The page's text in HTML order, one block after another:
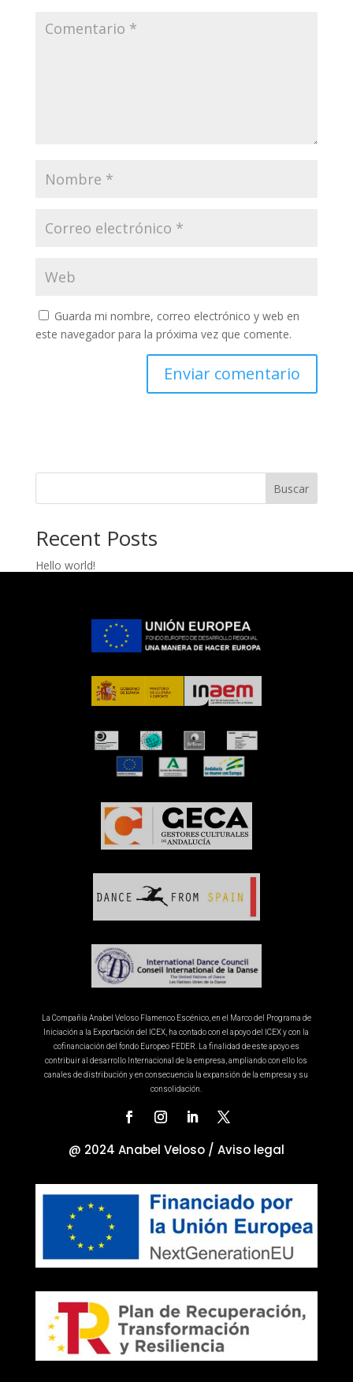
Guarda mi nombre, correo electrónico y web en
este navegador para la próxima vez que comente.
Buscar
Recent Posts
Hello world!
A WordPress CommenterenHello world!
La Compañía Anabel Veloso Flamenco Escénico, en el Marco del Programa de
Iniciación a la Exportación del ICEX, ha contado con el apoyo del ICEX y con la
cofinanciación del fondo Europeo FEDER. La finalidad de este apoyo es
contribuir al desarrollo Internacional de la empresa, ampliando con ello los
canales de distribución y en consecuencia la expansión de la empresa y su
consolidación.
@ 2024 Anabel Veloso / Aviso legal